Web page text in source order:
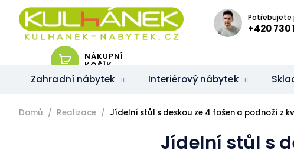
obsah
Potřebujete
+420 730
NÁKUPNÍ
KOŠÍK
Zahradní nábytek Interiérový nábytek
Domů Realizace Jídelní stůl s deskou ze 4 fošen a podnoží z
Jídelní stůl s